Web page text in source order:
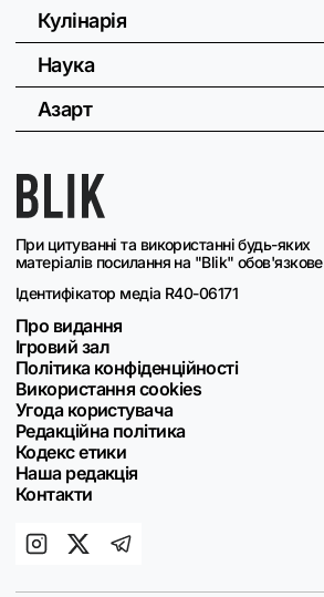
При цитуванні та використанні будь-яких
матеріалів посилання на "Blik" обов'язкове
Ідентифікатор медіа R40-06171
Про видання
Ігровий зал
Політика конфіденційності
Використання cookies
Угода користувача
Редакційна політика
Кодекс етики
Наша редакція
Контакти
Кулінарія
Наука
Азарт